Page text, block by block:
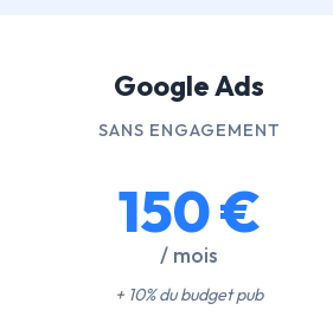
Google Ads
SANS ENGAGEMENT
150 €
/ mois
+ 10% du budget pub